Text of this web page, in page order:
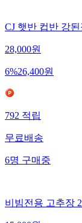
CJ 햇반 컵반 강
28,000원
6%26,400원
792적립
무료배송
6명구매중
비빔전용 고추장